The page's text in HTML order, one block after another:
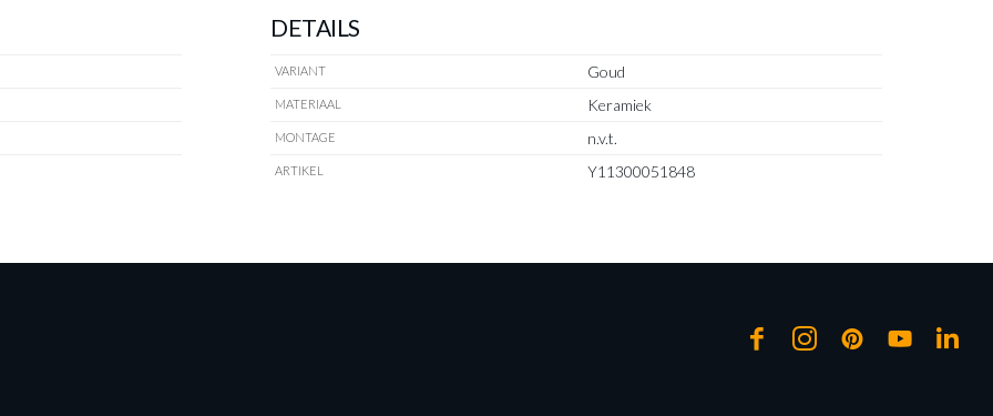
DETAILS
VARIANT Goud
MATERIAAL Keramiek
MONTAGE n.v.t.
ARTIKEL Y11300051848